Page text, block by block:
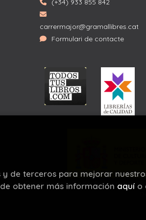
(+34) 933 855 842
carrermajor@gramallibres.cat
Formulari de contacte
Este proyecto ha recibido una
y de terceros para mejorar
obtener más información aquí o